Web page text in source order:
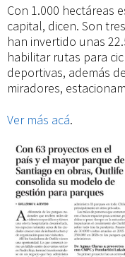
Con 1.000 hectáreas
capital, dicen. Son
han invertido unas
habilitar rutas para
deportivas, además
miradores,
Ver más acá.